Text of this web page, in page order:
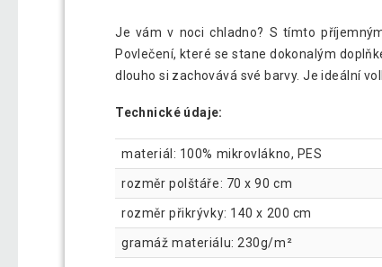
Je vám v noci chladno? S tímto
Povlečení, které se stane dokonalým
dlouho si zachovává své barvy. Je ideální
Technické údaje:
materiál: 100% mikrovlákno, PES
rozměr polštáře: 70 x 90 cm
rozměr přikrývky: 140 x 200 cm
gramáž materiálu: 230g/m²